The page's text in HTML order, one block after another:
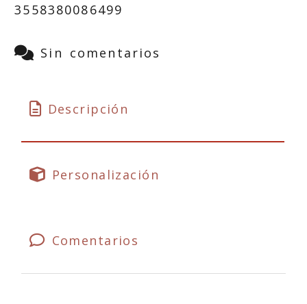
3558380086499
Sin comentarios
Descripción
Personalización
Comentarios